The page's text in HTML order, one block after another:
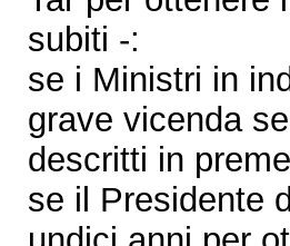
subiti -:
se i Ministri in
grave vicenda
descritti in
se il Presidente